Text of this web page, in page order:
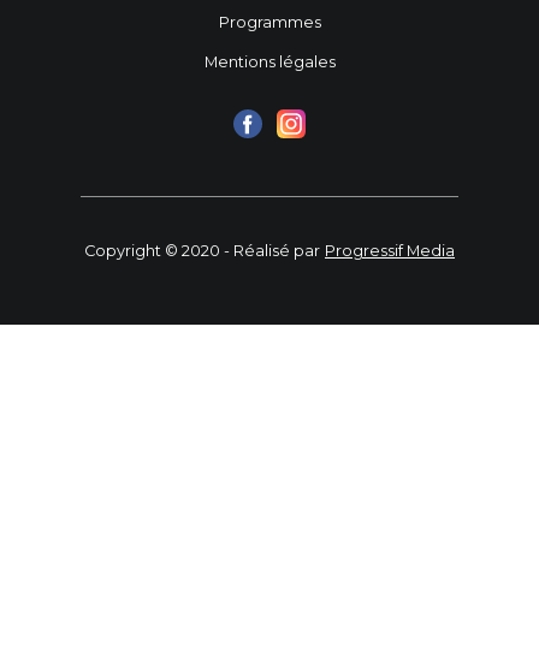
Programmes
Mentions légales
Copyright © 2020 - Réalisé par Progressif Media